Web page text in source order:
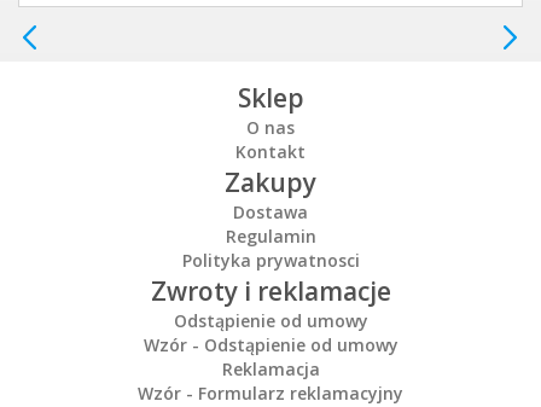
Sklep
O nas
Kontakt
Zakupy
Dostawa
Regulamin
Polityka prywatnosci
Zwroty i reklamacje
Odstąpienie od umowy
Wzór - Odstąpienie od umowy
Reklamacja
Wzór - Formularz reklamacyjny